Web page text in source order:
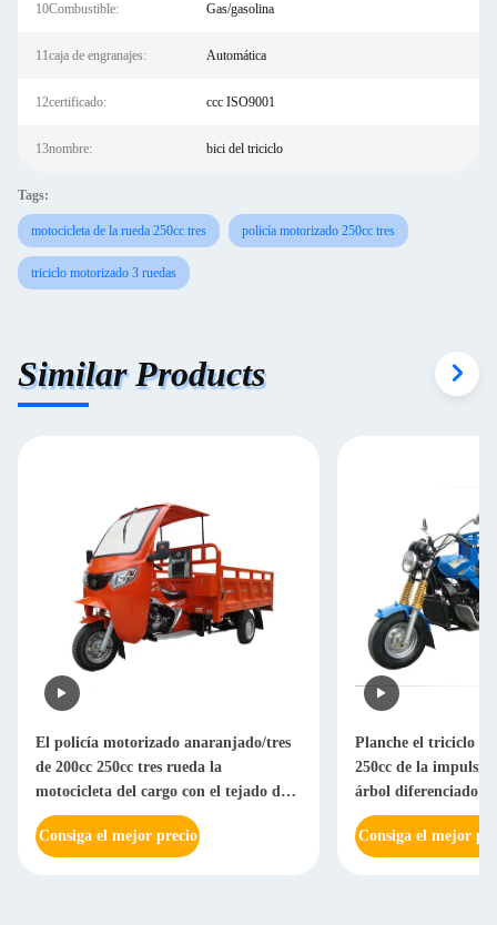
10Combustible: Gas/gasolina
11caja de engranajes: Automática
12certificado: ccc ISO9001
13nombre: bici del triciclo
Tags:
motocicleta de la rueda 250cc tres policía motorizado 250cc tres
triciclo motorizado 3 ruedas
Similar Products
El policía motorizado anaranjado/tres
de 200cc 250cc tres rueda la
motocicleta del cargo con el tejado del
cargo
Consiga el mejor precio
Planche el triciclo
250cc de la
árbol diferenciado
pesado
Consiga el mejor